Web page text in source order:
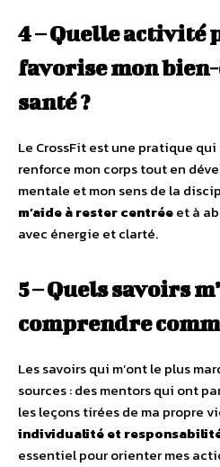
4 – Quelle activité
favorise mon
santé ?
Le CrossFit est une pratique
renforce mon corps tout en
mentale et mon sens de la
m’aide à rester centréeet à
avec énergie et clarté.
5 – Quels savoirs
comprendre
Les savoirs qui m’ont le plus
sources : des mentors qui ont
les leçons tirées de ma propre
individualité et
essentiel pour orienter mes